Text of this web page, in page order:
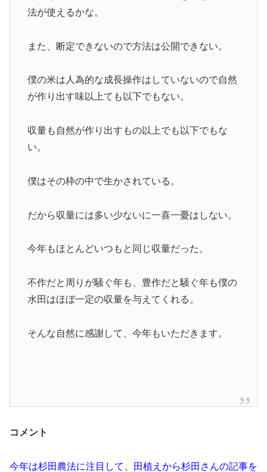
法が使えるかな。
また、断定できないので方法は公開できない。
僕の米は人為的な成長操作はしていないので自然
が作り出す味以上ても以下でもない。
収量も自然が作り出すもの以上でも以下でもな
い。
僕はその枠の中で生かされている。
だから収量には多い少ないに一喜一憂はしない。
今年もほとんどいつもと同じ収量だった。
不作だと周りが騒ぐ年も、豊作だと騒ぐ年も僕の
水田はほぼ一定の収量を与えてくれる。
そんな自然に感謝して、今年もいただきます。
コメント
今年は杉田農法に注目して、田植えから杉田さんの記事を